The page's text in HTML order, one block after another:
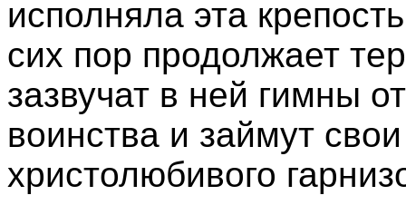
исполняла эта
сих пор продолжает
зазвучат в ней гимны
воинства и займут
христолюбивого